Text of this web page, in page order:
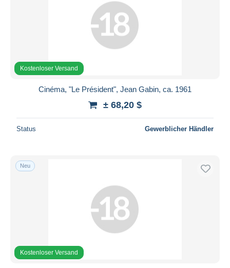
Kostenloser Versand
Cinéma, "Le Président", Jean Gabin, ca. 1961
± 68,20 $
Status Gewerblicher Händler
Neu
Kostenloser Versand